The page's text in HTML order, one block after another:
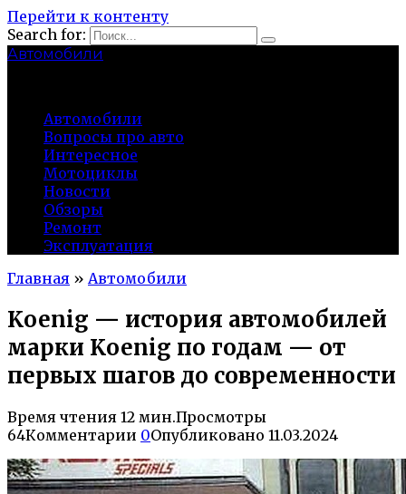
Перейти к контенту
Search for:
Автомобили
Автомобили
Вопросы про авто
Интересное
Мотоциклы
Новости
Обзоры
Ремонт
Эксплуатация
Главная » Автомобили
Koenig — история автомобилей
марки Koenig по годам — от
первых шагов до современности
Время чтения 12 мин.Просмотры
64Комментарии 0Опубликовано 11.03.2024